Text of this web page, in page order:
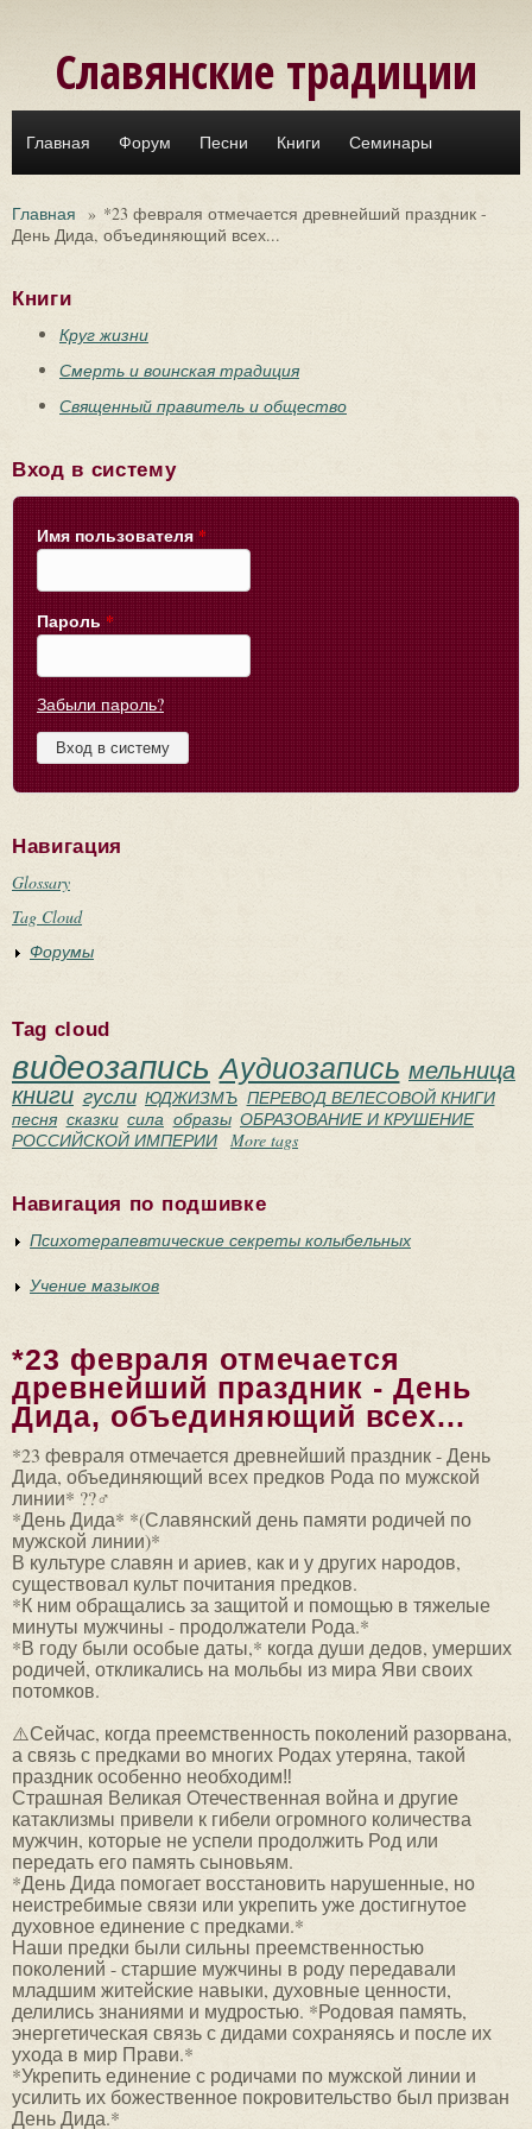
Славянские традиции
Главная Форум Песни Книги Семинары
Главная » *23 февраля отмечается древнейший праздник -
День Дида, объединяющий всех...
Книги
Круг жизни
Смерть и воинская традиция
Священный правитель и общество
Вход в систему
Имя пользователя *
Пароль *
Забыли пароль?
Навигация
Glossary
Tag Cloud
Форумы
Tag cloud
видеозапись Аудиозапись мельница
книги гусли ЮДЖИЗМЪ ПЕРЕВОД ВЕЛЕСОВОЙ КНИГИ
песня сказки сила образы ОБРАЗОВАНИЕ И КРУШЕНИЕ
РОССИЙСКОЙ ИМПЕРИИ
More tags
Навигация по подшивке
Психотерапевтические секреты колыбельных
Учение мазыков
*23 февраля отмечается
древнейший праздник - День
Дида, объединяющий всех...
*23 февраля отмечается древнейший праздник - День
Дида, объединяющий всех предков Рода по мужской
линии* ??‍♂️
*День Дида* *(Славянский день памяти родичей по
мужской линии)*
В культуре славян и ариев, как и у других народов,
существовал культ почитания предков.
*К ним обращались за защитой и помощью в тяжелые
минуты мужчины - продолжатели Рода.*
*В году были особые даты,* когда души дедов, умерших
родичей, откликались на мольбы из мира Яви своих
потомков.
⚠️Сейчас, когда преемственность поколений разорвана,
а связь с предками во многих Родах утеряна, такой
праздник особенно необходим‼️
Страшная Великая Отечественная война и другие
катаклизмы привели к гибели огромного количества
мужчин, которые не успели продолжить Род или
передать его память сыновьям.
*День Дида помогает восстановить нарушенные, но
неистребимые связи или укрепить уже достигнутое
духовное единение с предками.*
Наши предки были сильны преемственностью
поколений - старшие мужчины в роду передавали
младшим житейские навыки, духовные ценности,
делились знаниями и мудростью. *Родовая память,
энергетическая связь с дидами сохраняясь и после их
ухода в мир Прави.*
*Укрепить единение с родичами по мужской линии и
усилить их божественное покровительство был призван
День Дида.*